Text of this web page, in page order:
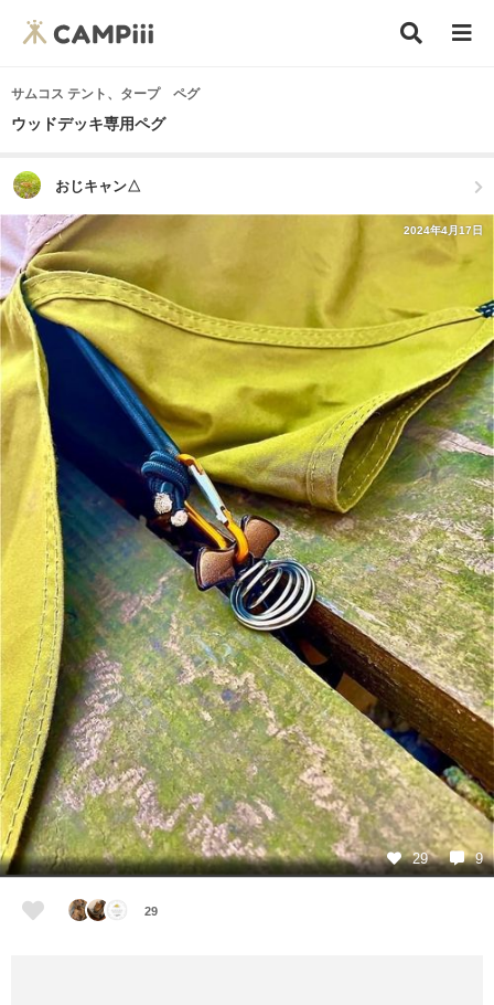
サムコス テント、タープ ペグ
ウッドデッキ専用ペグ
おじキャン△
2024年4月17日
29 9
29